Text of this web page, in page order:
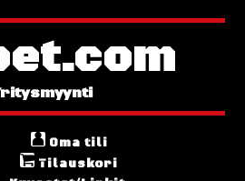
Oma tili
Tilauskori